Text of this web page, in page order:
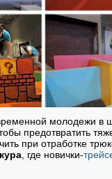
молодежи в
предотвратить
при отработке
, где новички-